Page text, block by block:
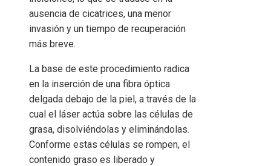
ausencia de cicatrices, una menor
invasión y un tiempo de recuperación
más breve.
La base de este procedimiento radica
en la inserción de una fibra óptica
delgada debajo de la piel, a través de la
cual el láser actúa sobre las células de
grasa, disolviéndolas y eliminándolas.
Conforme estas células se rompen, el
contenido graso es liberado y